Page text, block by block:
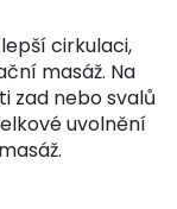
cirkulaci,
masáž. Na
zad nebo svalů
uvolnění